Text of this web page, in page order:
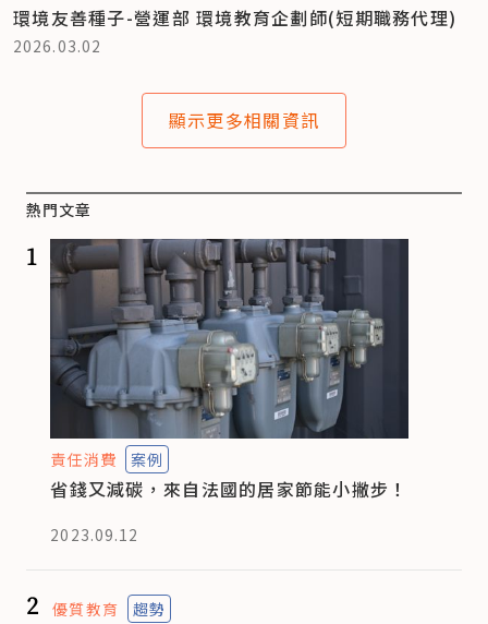
環境友善種子-營運部 環境教育企劃師(短期職務代理)
2026.03.02
顯示更多相關資訊
熱門文章
1
責任消費 案例
省錢又減碳，來自法國的居家節能小撇步！
2023.09.12
2 優質教育 趨勢